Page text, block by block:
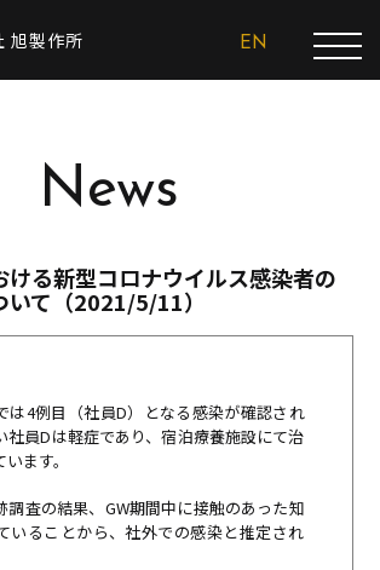
旭製作所 EN
News
ける新型コロナウイルス感染者の
いて（2021/5/11）
は4例目（社員D）となる感染が確認され
社員Dは軽症であり、宿泊療養施設にて治
ます。
査の結果、 GW期間中に接触のあった知
いることから、社外での感染と推定され